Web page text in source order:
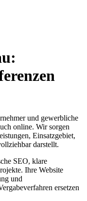
und gewerbliche
online. Wir sorgen
Einsatzgebiet,
darstellt.
SEO, klare
Ihre Website
und
ersetzen